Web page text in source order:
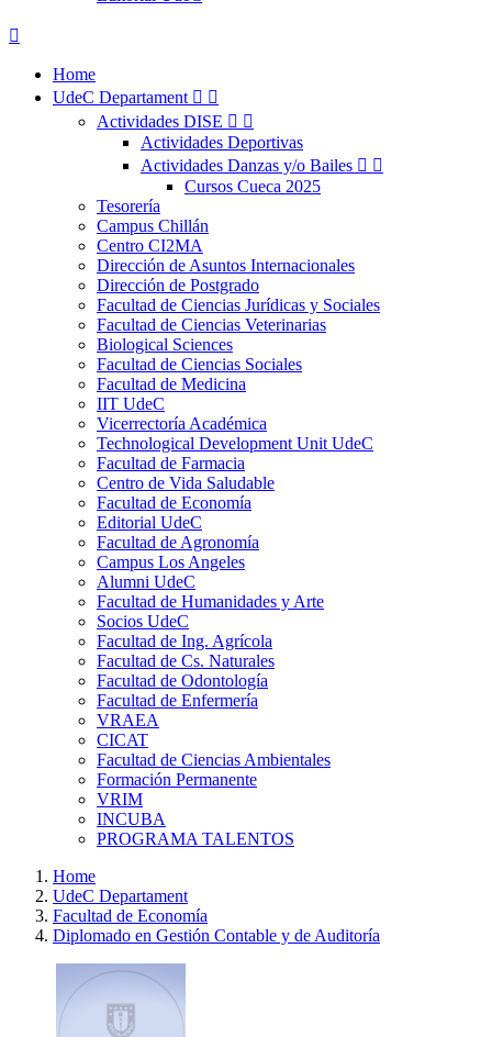

Home
UdeC Departament  
Actividades DISE  
Actividades Deportivas
Actividades Danzas y/o Bailes  
Cursos Cueca 2025
Tesorería
Campus Chillán
Centro CI2MA
Dirección de Asuntos Internacionales
Dirección de Postgrado
Facultad de Ciencias Jurídicas y Sociales
Facultad de Ciencias Veterinarias
Biological Sciences
Facultad de Ciencias Sociales
Facultad de Medicina
IIT UdeC
Vicerrectoría Académica
Technological Development Unit UdeC
Facultad de Farmacia
Centro de Vida Saludable
Facultad de Economía
Editorial UdeC
Facultad de Agronomía
Campus Los Angeles
Alumni UdeC
Facultad de Humanidades y Arte
Socios UdeC
Facultad de Ing. Agrícola
Facultad de Cs. Naturales
Facultad de Odontología
Facultad de Enfermería
VRAEA
CICAT
Facultad de Ciencias Ambientales
Formación Permanente
VRIM
INCUBA
PROGRAMA TALENTOS
Home
UdeC Departament
Facultad de Economía
Diplomado en Gestión Contable y de Auditoría